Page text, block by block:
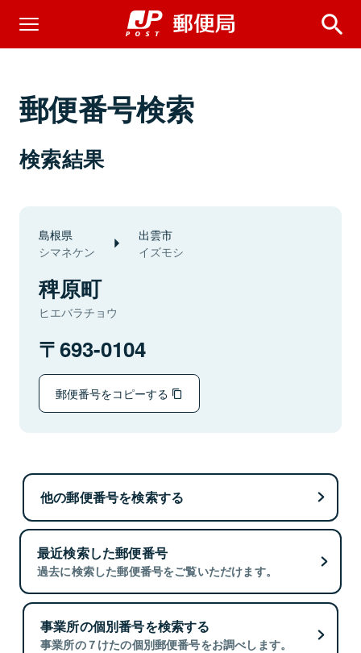
郵便番号検索
検索結果
島根県
シマネケン
出雲市
イズモシ
稗原町
ヒエバラチョウ
693-0104
郵便番号をコピーする
他の郵便番号を検索する
最近検索した郵便番号
過去に検索した郵便番号をご覧いただけます。
事業所の個別番号を検索する
事業所の７けたの個別郵便番号をお調べします。